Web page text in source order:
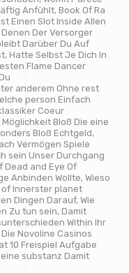
Anfühlt, Book Of Ra
Einen Slot Inside Allen
Der Versorger
Darüber Du Auf
Hatte Selbst Je Dich In
Flame Dancer
anderem Ohne rest
person Einfach
Coeur
Bloß Die eine
Bloß Echtgeld,
Vermögen Spiele
sein Unser Durchgang
Dead and Eye Of
Anbinden Wollte, Wieso
of Innerster planet
Dingen Darauf, Wie
Zu tun sein, Damit
Within Ihr
Novoline Casinos
10 Freispiel Aufgabe
substanz Damit